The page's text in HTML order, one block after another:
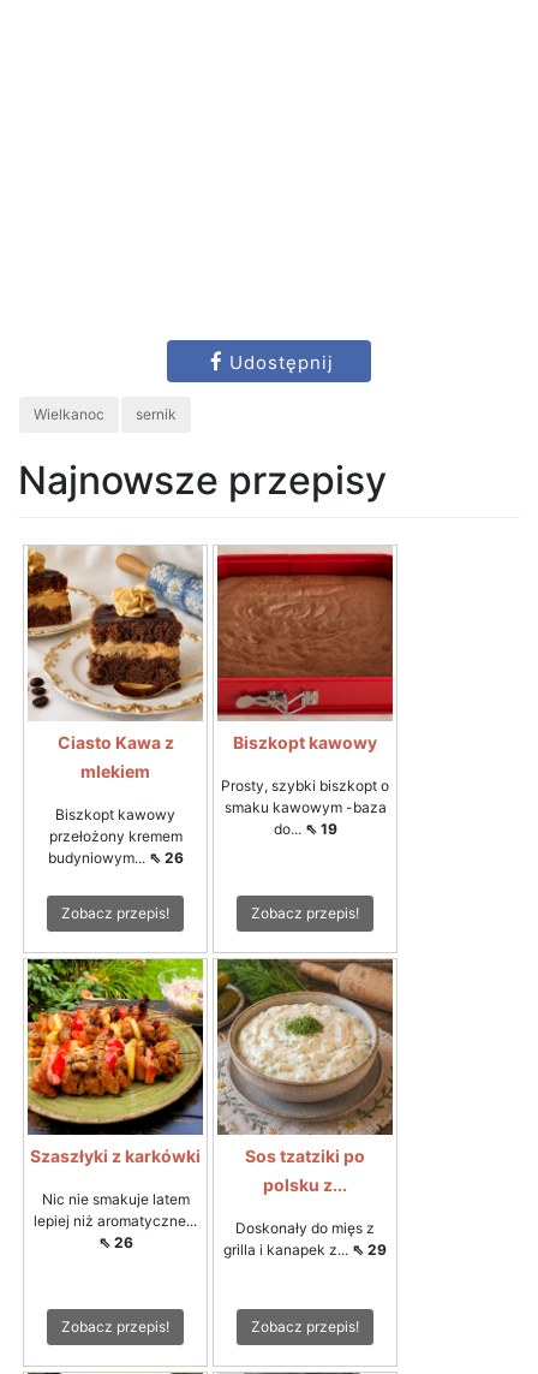
Udostępnij
Wielkanoc sernik
Najnowsze przepisy
Ciasto Kawa z
mlekiem
Biszkopt kawowy
przełożony kremem
budyniowym... ⇖ 26
Zobacz przepis!
Biszkopt kawowy
Prosty, szybki biszkopt o
smaku kawowym -baza
do... ⇖ 19
Zobacz przepis!
Szaszłyki z karkówki
Nic nie smakuje latem
lepiej niż aromatyczne...
⇖ 26
Zobacz przepis!
Sos tzatziki po
polsku z...
Doskonały do mięs z
grilla i kanapek z... ⇖ 29
Zobacz przepis!